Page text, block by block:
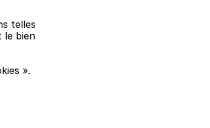
telles
le bien
».